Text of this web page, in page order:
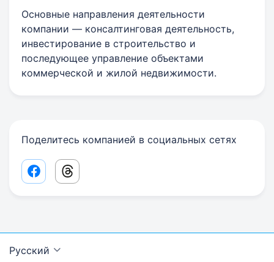
Основные направления деятельности
компании — консалтинговая деятельность,
инвестирование в строительство и
последующее управление объектами
коммерческой и жилой недвижимости.
Поделитесь компанией в социальных сетях
Facebook share link
Threads share link
Русский